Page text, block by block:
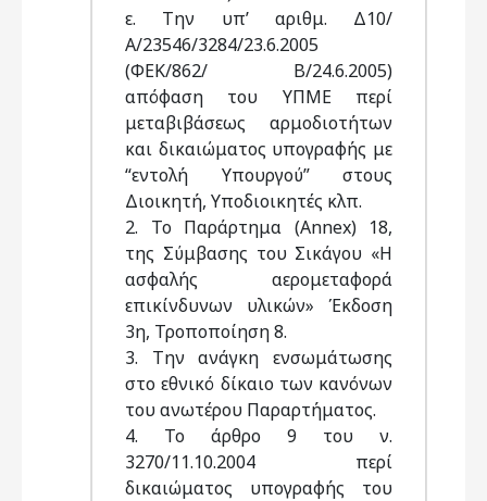
ε. Την υπ’ αριθμ. Δ10/
Α/23546/3284/23.6.2005
(ΦΕΚ/862/ Β/24.6.2005)
απόφαση του ΥΠΜΕ περί
μεταβιβάσεως αρμοδιοτήτων
και δικαιώματος υπογραφής με
“εντολή Υπουργού” στους
Διοικητή, Υποδιοικητές κλπ.
2. Το Παράρτημα (Annex) 18,
της Σύμβασης του Σικάγου «Η
ασφαλής αερομεταφορά
επικίνδυνων υλικών» Έκδοση
3η, Τροποποίηση 8.
3. Την ανάγκη ενσωμάτωσης
στο εθνικό δίκαιο των κανόνων
του ανωτέρου Παραρτήματος.
4. Το άρθρο 9 του ν.
3270/11.10.2004 περί
δικαιώματος υπογραφής του